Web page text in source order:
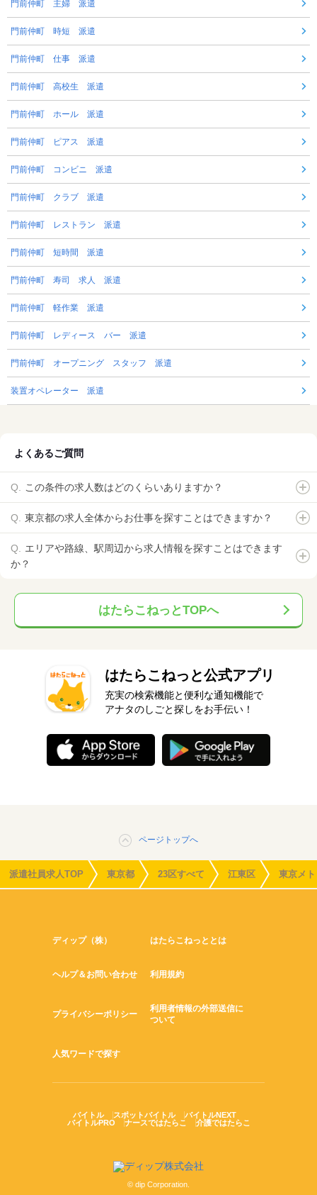
門前仲町 主婦 派遣
門前仲町 時短 派遣
門前仲町 仕事 派遣
門前仲町 高校生 派遣
門前仲町 ホール 派遣
門前仲町 ピアス 派遣
門前仲町 コンビニ 派遣
門前仲町 クラブ 派遣
門前仲町 レストラン 派遣
門前仲町 短時間 派遣
門前仲町 寿司 求人 派遣
門前仲町 軽作業 派遣
門前仲町 レディース バー 派遣
門前仲町 オープニング スタッフ 派遣
装置オペレーター 派遣
よくあるご質問
この条件の求人数はどのくらいありますか？
東京都の求人全体からお仕事を探すことはできますか？
エリアや路線、駅周辺から求人情報を探すことはできます
か？
はたらこねっとTOPへ
はたらこねっと公式アプリ
充実の検索機能と便利な通知機能で
アナタのしごと探しをお手伝い！
ページトップへ
派遣社員求人TOP 東京都 23区すべて 江東区 東京メ
ディップ（株） はたらこねっととは
ヘルプ＆お問い合わせ 利用規約
プライバシーポリシー
利用者情報の外部送信に
ついて
人気ワードで探す
バイトル スポットバイトル
バイトルNEXT
バイトルPRO
ナースではたらこ 介護ではたらこ
© dip Corporation.